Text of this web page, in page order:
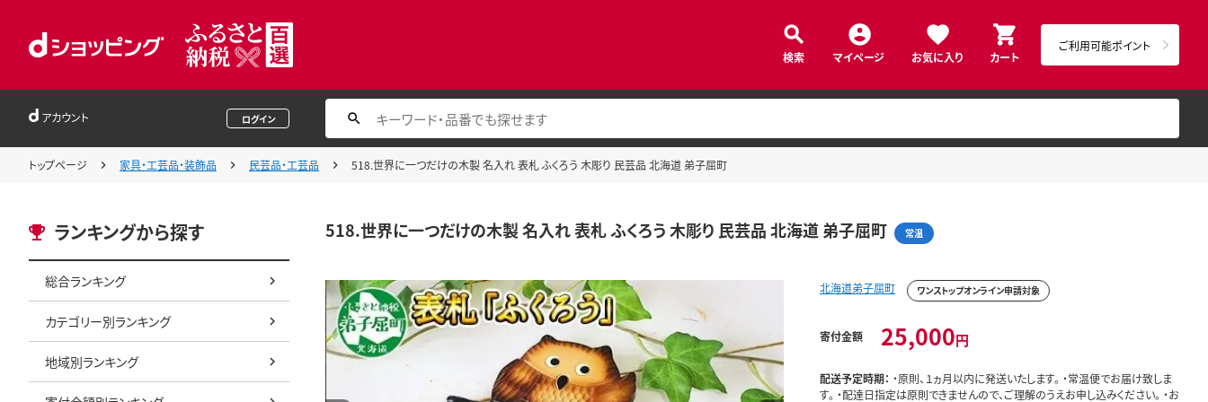
検索 マイページ お気に入り カート
ご利用可能ポイント
アカウント ログイン
トップページ 家具・工芸品・装飾品 民芸品・工芸品 518.世界に一つだけの木製 名入れ 表札 ふくろう 木彫り 民芸品 北海道 弟子屈町
ランキングから探す
総合ランキング
カテゴリー別ランキング
地域別ランキング
518.世界に一つだけの木製 名入れ 表札 ふくろう 木彫り 民芸品 北海道 弟子屈町 常温
北海道弟子屈町 ワンストップオンライン申請対象
寄付金額 25,000円
配送予定時期： ・原則、１ヵ月以内に発送いたします。 ・常温便でお届け致しま
す。 ・配達日指定は原則できませんので、ご理解のうえお申し込みください。 ・お